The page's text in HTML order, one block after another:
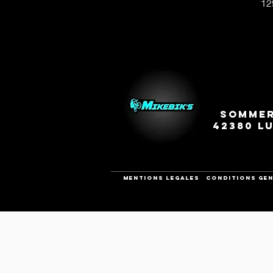
42380
Mentions legales CONDITIONS